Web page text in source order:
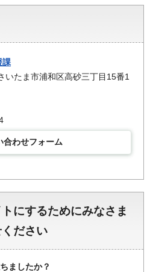
課
いたま市浦和区高砂三丁目15番1
合わせフォーム
にするためにみなさま
ださい
ましたか？